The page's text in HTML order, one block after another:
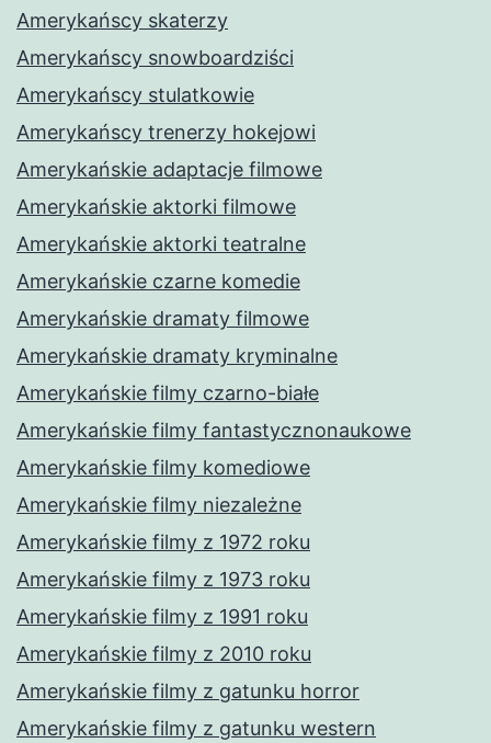
Amerykańscy skaterzy
Amerykańscy snowboardziści
Amerykańscy stulatkowie
Amerykańscy trenerzy hokejowi
Amerykańskie adaptacje filmowe
Amerykańskie aktorki filmowe
Amerykańskie aktorki teatralne
Amerykańskie czarne komedie
Amerykańskie dramaty filmowe
Amerykańskie dramaty kryminalne
Amerykańskie filmy czarno-białe
Amerykańskie filmy fantastycznonaukowe
Amerykańskie filmy komediowe
Amerykańskie filmy niezależne
Amerykańskie filmy z 1972 roku
Amerykańskie filmy z 1973 roku
Amerykańskie filmy z 1991 roku
Amerykańskie filmy z 2010 roku
Amerykańskie filmy z gatunku horror
Amerykańskie filmy z gatunku western